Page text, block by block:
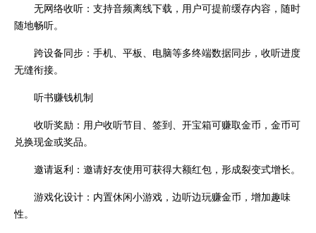
无网络收听：支持音频离线下载，用户可提前缓存内容，随时
随地畅听。
跨设备同步：手机、平板、电脑等多终端数据同步，收听进度
无缝衔接。
听书赚钱机制
收听奖励：用户收听节目、签到、开宝箱可赚取金币，金币可
兑换现金或奖品。
邀请返利：邀请好友使用可获得大额红包，形成裂变式增长。
游戏化设计：内置休闲小游戏，边听边玩赚金币，增加趣味
性。